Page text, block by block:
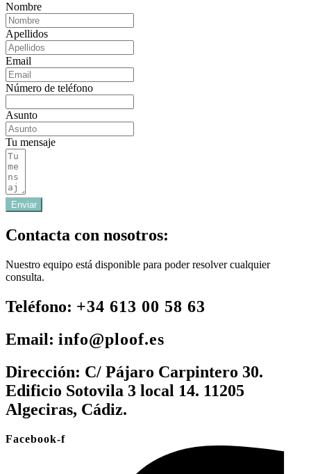
Nombre
Apellidos
Email
Número de teléfono
Asunto
Tu mensaje
Enviar
Contacta con nosotros:
Nuestro equipo está disponible para poder resolver cualquier
consulta.
Teléfono: +34 613 00 58 63
Email: info@ploof.es
Dirección: C/ Pájaro Carpintero 30.
Edificio Sotovila 3 local 14. 11205
Algeciras, Cádiz.
Facebook-f